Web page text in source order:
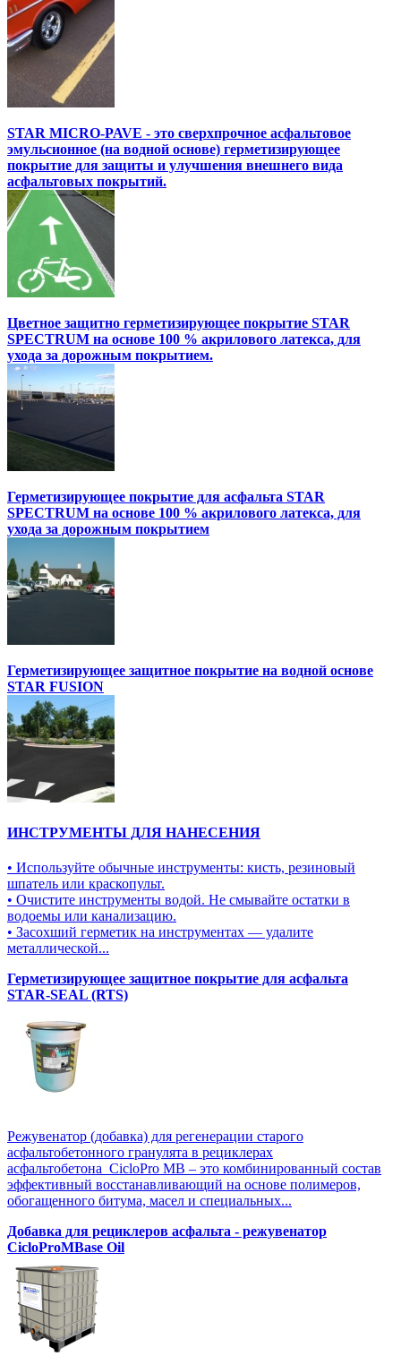
STAR MICRO-PAVE - это сверхпрочное асфальтовое
эмульсионное (на водной основе) герметизирующее
покрытие для защиты и улучшения внешнего вида
асфальтовых покрытий.
Цветное защитно герметизирующее покрытие STAR
SPECTRUM на основе 100 % акрилового латекса, для
ухода за дорожным покрытием.
Герметизирующее покрытие для асфальта STAR
SPECTRUM на основе 100 % акрилового латекса, для
ухода за дорожным покрытием
Герметизирующее защитное покрытие на водной основе
STAR FUSION
ИНСТРУМЕНТЫ ДЛЯ НАНЕСЕНИЯ
• Используйте обычные инструменты: кисть, резиновый
шпатель или краскопульт.
• Очистите инструменты водой. Не смывайте остатки в
водоемы или канализацию.
• Засохший герметик на инструментах — удалите
металлической...
Герметизирующее защитное покрытие для асфальта
STAR-SEAL (RTS)
Режувенатор (добавка) для регенерации старого
асфальтобетонного гранулята в рециклерах
асфальтобетона CicloPro MB – это комбинированный состав
эффективный восстанавливающий на основе полимеров,
обогащенного битума, масел и специальных...
Добавка для рециклеров асфальта - режувенатор
CicloProMBase Oil